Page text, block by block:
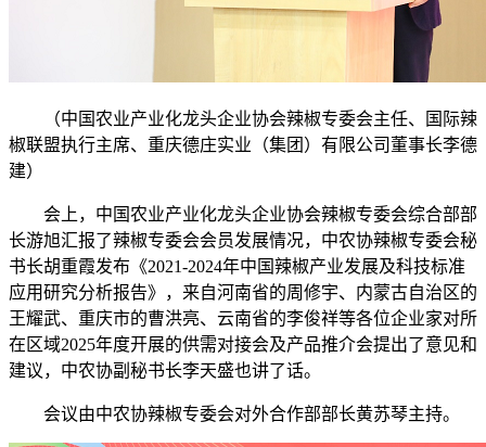
（中国农业产业化龙头企业协会辣椒专委会主任、国际辣
椒联盟执行主席、重庆德庄实业（集团）有限公司董事长李德
建）
会上，中国农业产业化龙头企业协会辣椒专委会综合部部
长游旭汇报了辣椒专委会会员发展情况，中农协辣椒专委会秘
书长胡重霞发布《2021-2024年中国辣椒产业发展及科技标准
应用研究分析报告》，来自河南省的周修宇、内蒙古自治区的
王耀武、重庆市的曹洪亮、云南省的李俊祥等各位企业家对所
在区域2025年度开展的供需对接会及产品推介会提出了意见和
建议，中农协副秘书长李天盛也讲了话。
会议由中农协辣椒专委会对外合作部部长黄苏琴主持。